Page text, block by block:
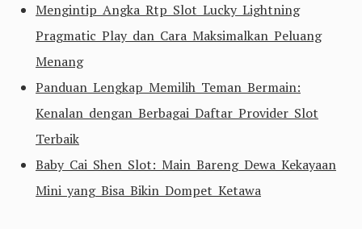
Mengintip Angka Rtp Slot Lucky Lightning
Pragmatic Play dan Cara Maksimalkan Peluang
Menang
Panduan Lengkap Memilih Teman Bermain:
Kenalan dengan Berbagai Daftar Provider Slot
Terbaik
Baby Cai Shen Slot: Main Bareng Dewa Kekayaan
Mini yang Bisa Bikin Dompet Ketawa